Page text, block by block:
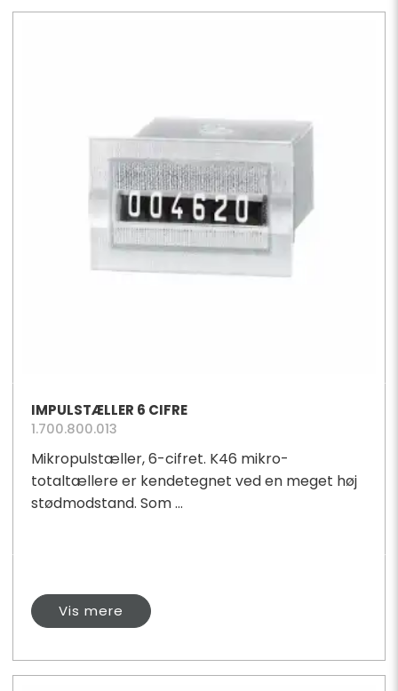
IMPULSTÆLLER 6 CIFRE
1.700.800.013
Mikropulstæller, 6-cifret. K46 mikro-
totaltællere er kendetegnet ved en meget høj
stødmodstand. Som ...
Vis mere